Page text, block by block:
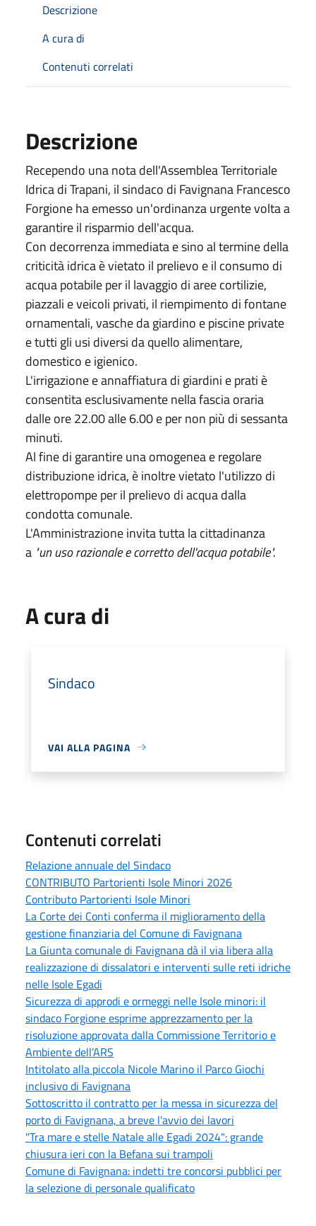
Descrizione
A cura di
Contenuti correlati
Descrizione
Recependo una nota dell'Assemblea Territoriale
Idrica di Trapani, il sindaco di Favignana Francesco
Forgione ha emesso un'ordinanza urgente volta a
garantire il risparmio dell'acqua.
Con decorrenza immediata e sino al termine della
criticità idrica è vietato il prelievo e il consumo di
acqua potabile per il lavaggio di aree cortilizie,
piazzali e veicoli privati, il riempimento di fontane
ornamentali, vasche da giardino e piscine private
e tutti gli usi diversi da quello alimentare,
domestico e igienico.
L'irrigazione e annaffiatura di giardini e prati è
consentita esclusivamente nella fascia oraria
dalle ore 22.00 alle 6.00 e per non più di sessanta
minuti.
Al fine di garantire una omogenea e regolare
distribuzione idrica, è inoltre vietato l'utilizzo di
elettropompe per il prelievo di acqua dalla
condotta comunale.
L'Amministrazione invita tutta la cittadinanza
a "un uso razionale e corretto dell'acqua potabile".
A cura di
Sindaco
VAI ALLA PAGINA
Contenuti correlati
Relazione annuale del Sindaco
CONTRIBUTO Partorienti Isole Minori 2026
Contributo Partorienti Isole Minori
La Corte dei Conti conferma il miglioramento della
gestione finanziaria del Comune di Favignana
La Giunta comunale di Favignana dà il via libera alla
realizzazione di dissalatori e interventi sulle reti idriche
nelle Isole Egadi
Sicurezza di approdi e ormeggi nelle Isole minori: il
sindaco Forgione esprime apprezzamento per la
risoluzione approvata dalla Commissione Territorio e
Ambiente dell’ARS
Intitolato alla piccola Nicole Marino il Parco Giochi
inclusivo di Favignana
Sottoscritto il contratto per la messa in sicurezza del
porto di Favignana, a breve l'avvio dei lavori
"Tra mare e stelle Natale alle Egadi 2024": grande
chiusura ieri con la Befana sui trampoli
Comune di Favignana: indetti tre concorsi pubblici per
la selezione di personale qualificato